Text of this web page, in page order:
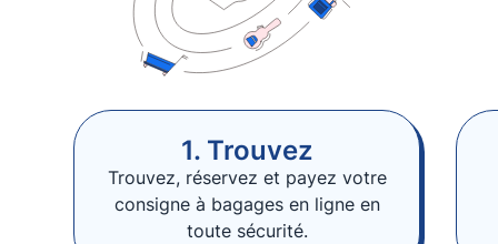
1. Trouvez
Trouvez, réservez et payez votre
consigne à bagages en ligne en
toute sécurité.